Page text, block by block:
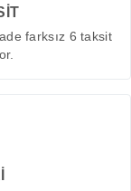
farksız 6 taksit